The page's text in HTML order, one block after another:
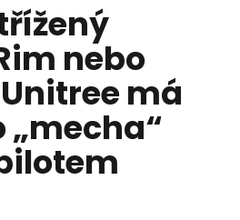
nebo
má